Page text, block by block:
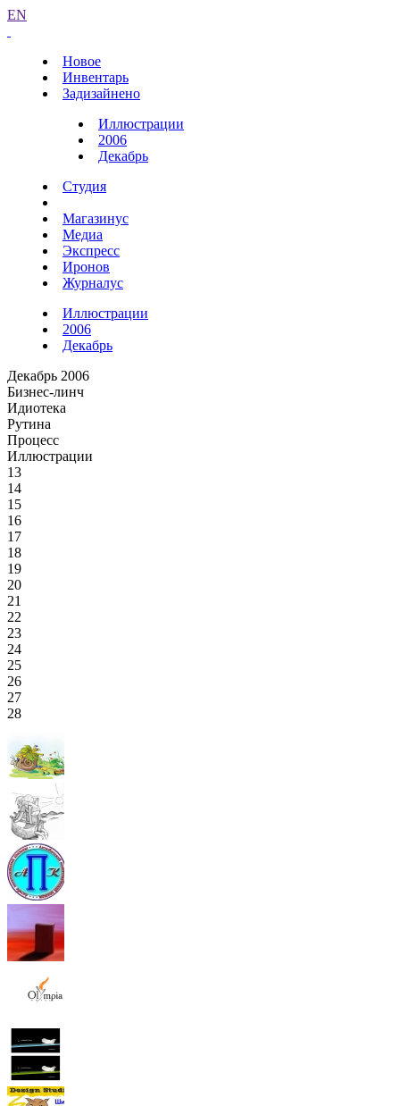
EN
Новое
Инвентарь
Задизайнено
Иллюстрации
2006
Декабрь
Студия
Магазинус
Медиа
Экспресс
Иронов
Журналус
Иллюстрации
2006
Декабрь
Декабрь 2006
Бизнес-линч
Идиотека
Рутина
Процесс
Иллюстрации
13
14
15
16
17
18
19
20
21
22
23
24
25
26
27
28